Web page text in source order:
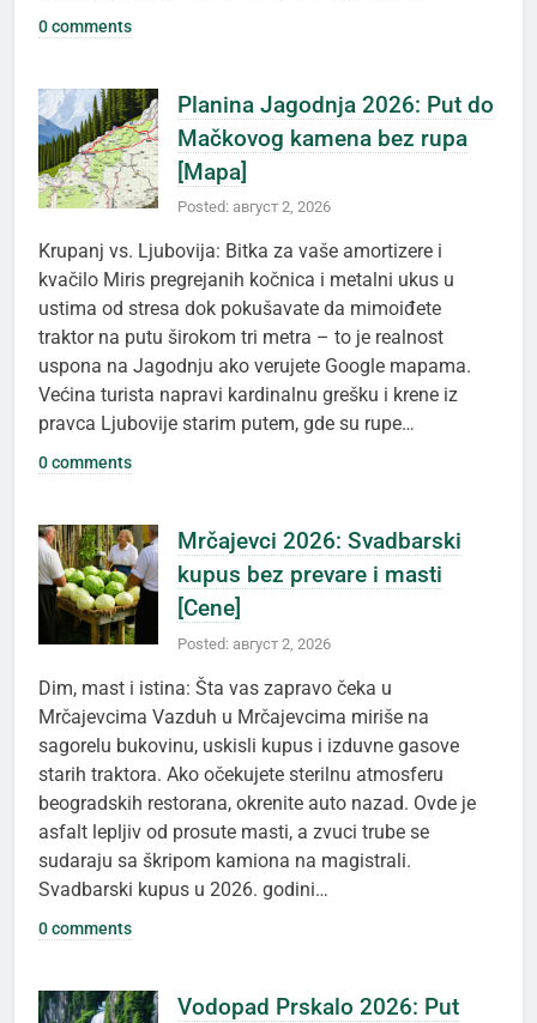
0 comments
Planina Jagodnja 2026: Put do
Mačkovog kamena bez rupa
[Mapa]
Posted: август 2, 2026
Krupanj vs. Ljubovija: Bitka za vaše amortizere i
kvačilo Miris pregrejanih kočnica i metalni ukus u
ustima od stresa dok pokušavate da mimoiđete
traktor na putu širokom tri metra – to je realnost
uspona na Jagodnju ako verujete Google mapama.
Većina turista napravi kardinalnu grešku i krene iz
pravca Ljubovije starim putem, gde su rupe…
0 comments
Mrčajevci 2026: Svadbarski
kupus bez prevare i masti
[Cene]
Posted: август 2, 2026
Dim, mast i istina: Šta vas zapravo čeka u
Mrčajevcima Vazduh u Mrčajevcima miriše na
sagorelu bukovinu, uskisli kupus i izduvne gasove
starih traktora. Ako očekujete sterilnu atmosferu
beogradskih restorana, okrenite auto nazad. Ovde je
asfalt lepljiv od prosute masti, a zvuci trube se
sudaraju sa škripom kamiona na magistrali.
Svadbarski kupus u 2026. godini…
0 comments
Vodopad Prskalo 2026: Put